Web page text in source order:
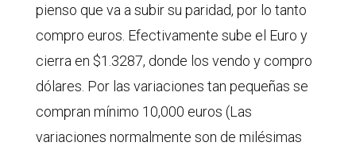
pienso que va a subir su paridad, por lo tanto
compro euros. Efectivamente sube el Euro y
cierra en $1.3287, donde los vendo y compro
dólares. Por las variaciones tan pequeñas se
compran mínimo 10,000 euros (Las
variaciones normalmente son de milésimas